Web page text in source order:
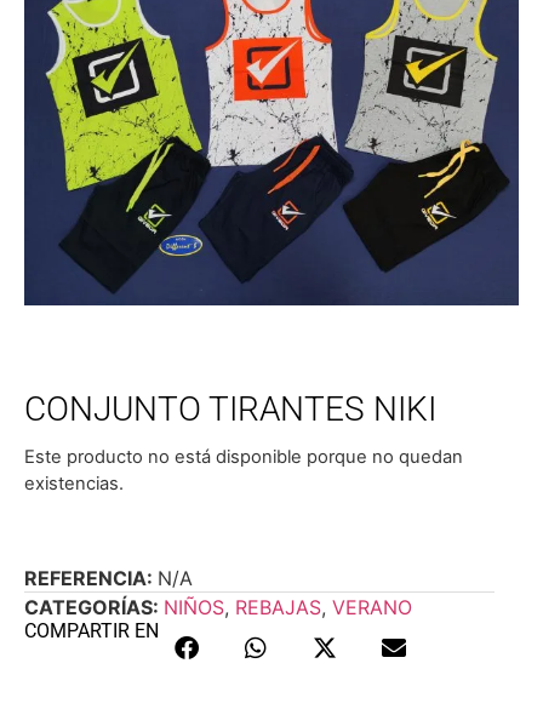
CONJUNTO TIRANTES NIKI
Este producto no está disponible porque no quedan
existencias.
REFERENCIA: N/A
CATEGORÍAS: NIÑOS, REBAJAS, VERANO
COMPARTIR EN